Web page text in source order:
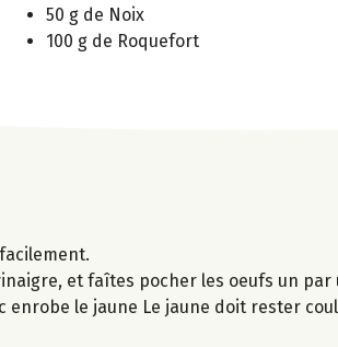
50 g de Noix
100 g de Roquefort
et faîtes pocher les oeufs un
le jaune Le jaune doit rester